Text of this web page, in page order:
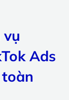
Ads